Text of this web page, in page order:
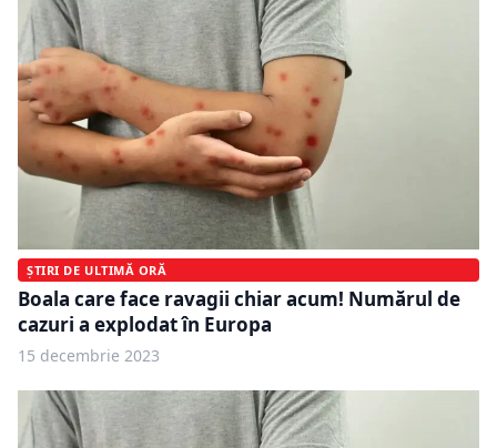
ȘTIRI DE ULTIMĂ ORĂ
Boala care face ravagii chiar acum! Numărul de
cazuri a explodat în Europa
15 decembrie 2023